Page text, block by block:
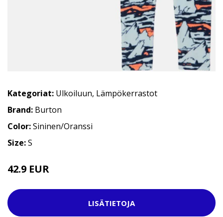
Kategoriat: Ulkoiluun, Lämpökerrastot
Brand: Burton
Color:Sininen/Oranssi
Size:S
42.9 EUR
LISÄTIETOJA